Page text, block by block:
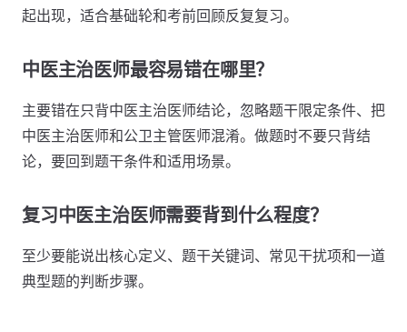
起出现，适合基础轮和考前回顾反复复习。
中医主治医师最容易错在哪里？
主要错在只背中医主治医师结论，忽略题干限定条件、把
中医主治医师和公卫主管医师混淆。做题时不要只背结
论，要回到题干条件和适用场景。
复习中医主治医师需要背到什么程度？
至少要能说出核心定义、题干关键词、常见干扰项和一道
典型题的判断步骤。